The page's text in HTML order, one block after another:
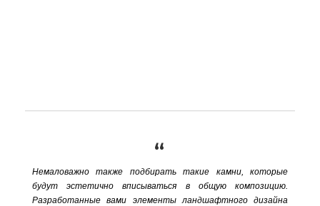
“
Немаловажно также подбирать такие камни, которые
будут эстетично вписываться в общую композицию.
Разработанные вами элементы ландшафтного дизайна